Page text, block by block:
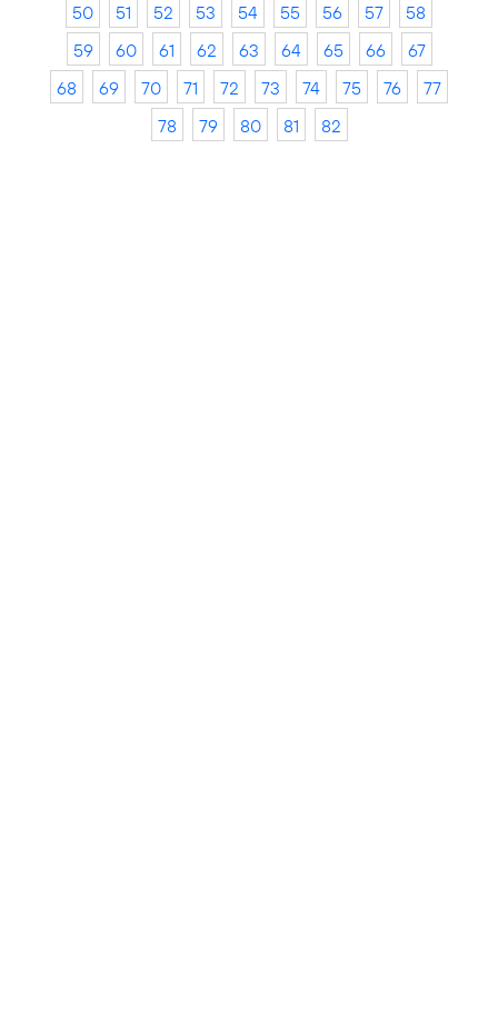
50
51 52 53 54 55 56 57
58
59
60 61 62 63 64 65 66
67
68
69 70 71 72 73 74 75 76
77
78
79 80 81 82